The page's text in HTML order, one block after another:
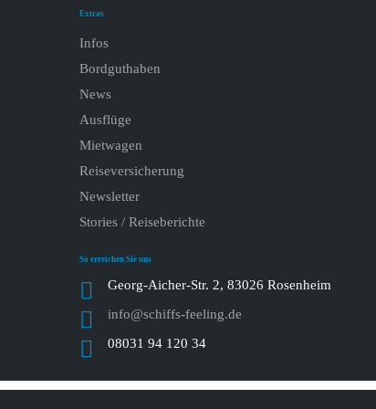
Extras
Infos
Bordguthaben
News
Ausflüge
Mietwagen
Reiseversicherung
Newsletter
Stories / Reiseberichte
So erreichen Sie uns
Georg-Aicher-Str. 2, 83026 Rosenheim
info@schiffs-feeling.de
08031 94 120 34